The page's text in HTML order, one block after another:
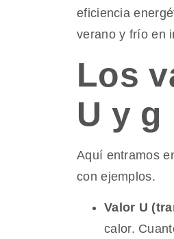
eficiencia
verano y frío en
Los
U y g
Aquí entramos
con ejemplos.
Valor U
calor.